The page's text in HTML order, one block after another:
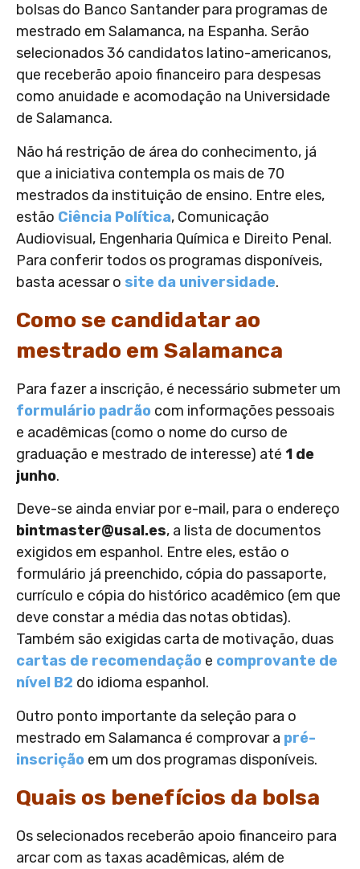
bolsas do Banco Santander para programas de
mestrado em Salamanca, na Espanha. Serão
selecionados 36 candidatos latino-americanos,
que receberão apoio financeiro para despesas
como anuidade e acomodação na Universidade
de Salamanca.
Não há restrição de área do conhecimento, já
que a iniciativa contempla os mais de 70
mestrados da instituição de ensino. Entre eles,
estão Ciência Política, Comunicação
Audiovisual, Engenharia Química e Direito Penal.
Para conferir todos os programas disponíveis,
basta acessar o site da universidade.
Como se candidatar ao
mestrado em Salamanca
Para fazer a inscrição, é necessário submeter um
formulário padrão com informações pessoais
e acadêmicas (como o nome do curso de
graduação e mestrado de interesse) até 1 de
junho.
Deve-se ainda enviar por e-mail, para o endereço
bintmaster@usal.es, a lista de documentos
exigidos em espanhol. Entre eles, estão o
formulário já preenchido, cópia do passaporte,
currículo e cópia do histórico acadêmico (em que
deve constar a média das notas obtidas).
Também são exigidas carta de motivação, duas
cartas de recomendação e comprovante de
nível B2 do idioma espanhol.
Outro ponto importante da seleção para o
mestrado em Salamanca é comprovar a pré-
inscrição em um dos programas disponíveis.
Quais os benefícios da bolsa
Os selecionados receberão apoio financeiro para
arcar com as taxas acadêmicas, além de